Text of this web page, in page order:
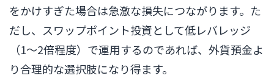
をかけすぎた場合は急激な損失につながります。た
だし、スワップポイント投資として低レバレッジ
（1〜2倍程度）で運用するのであれば、外貨預金よ
り合理的な選択肢になり得ます。